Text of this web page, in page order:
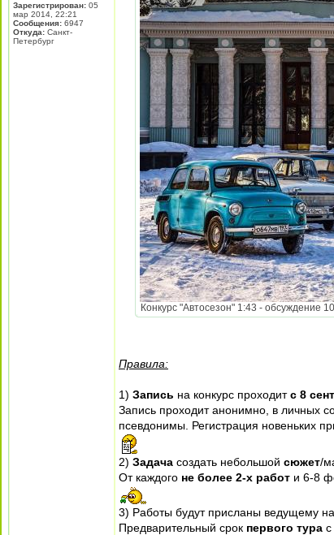
Зарегистрирован: 05
мар 2014, 22:21
Сообщения: 6947
Откуда: Санкт-
Петербург
Конкурс "Автосезон" 1:43 - обсуждение
Правила:
1) Запись на конкурс проходитс 8
Запись проходит анонимно, в личных
псевдонимы. Регистрация новеньких
2) Задача создать небольшой сюжет/
От каждого не более 2-х работ и 6-8
3) Работы будут присланы ведущему
Предварительный срок первого тура с